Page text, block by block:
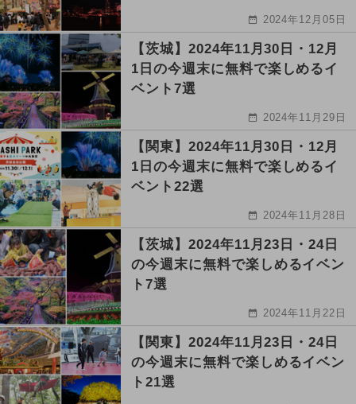
2024年12月05日
【茨城】2024年11月30日・12月
1日の今週末に無料で楽しめるイ
ベント7選
2024年11月29日
【関東】2024年11月30日・12月
1日の今週末に無料で楽しめるイ
ベント22選
2024年11月28日
【茨城】2024年11月23日・24日
の今週末に無料で楽しめるイベン
ト7選
2024年11月22日
【関東】2024年11月23日・24日
の今週末に無料で楽しめるイベン
ト21選